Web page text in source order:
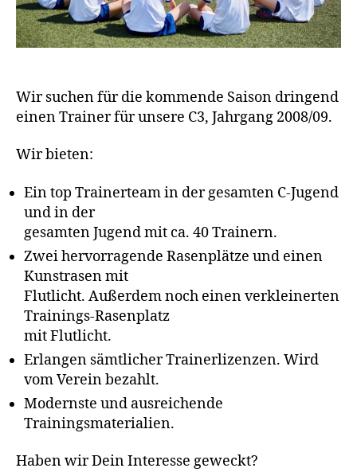
Wir suchen für die kommende Saison dringend
einen Trainer für unsere C3, Jahrgang 2008/09.
Wir bieten:
Ein top Trainerteam in der gesamten C-Jugend
und in der
gesamten Jugend mit ca. 40 Trainern.
Zwei hervorragende Rasenplätze und einen
Kunstrasen mit
Flutlicht. Außerdem noch einen verkleinerten
Trainings-Rasenplatz
mit Flutlicht.
Erlangen sämtlicher Trainerlizenzen. Wird
vom Verein bezahlt.
Modernste und ausreichende
Trainingsmaterialien.
Haben wir Dein Interesse geweckt?